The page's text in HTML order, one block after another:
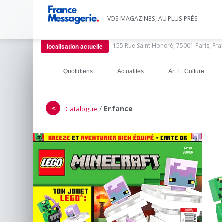
VOS MAGAZINES, AU PLUS PRÈS
localisation actuelle : 155 Rue Saint Honoré, 75001 Paris,
Quotidiens Actualites Art Et Culture
＜ Catalogue / Enfance